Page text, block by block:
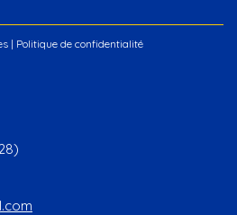
| Politique de confidentialité